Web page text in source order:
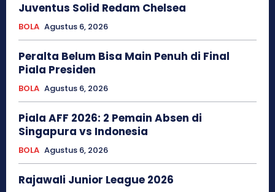
Juventus Solid Redam Chelsea
BOLA Agustus 6, 2026
Peralta Belum Bisa Main Penuh di Final
Piala Presiden
BOLA Agustus 6, 2026
Piala AFF 2026: 2 Pemain Absen di
Singapura vs Indonesia
BOLA Agustus 6, 2026
Rajawali Junior League 2026